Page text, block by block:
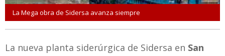
La Mega obra de Sidersa avanza siempre
La nueva planta siderúrgica de Sidersa en San